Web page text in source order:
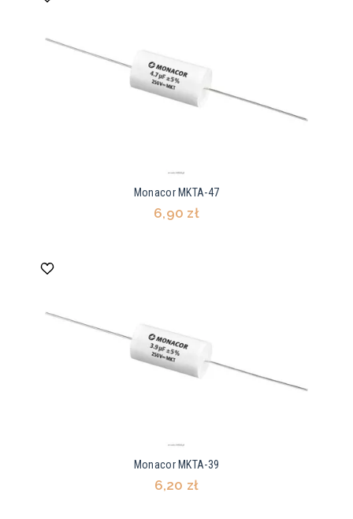
Monacor MKTA-47
6,90 zł
Monacor MKTA-39
6,20 zł